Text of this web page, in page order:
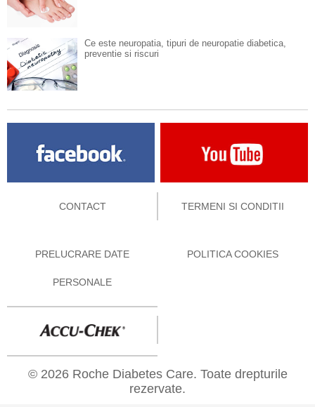
Ce este neuropatia, tipuri de neuropatie diabetica,
preventie si riscuri
CONTACT TERMENI SI CONDITII
PRELUCRARE DATE
PERSONALE
POLITICA COOKIES
© 2026 Roche Diabetes Care. Toate drepturile
rezervate.